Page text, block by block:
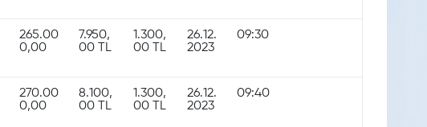
265.00
0,00
7.950,
00 TL
1.300,
00 TL
26.12.
2023
09:30
270.00
0,00
8.100,
00 TL
1.300,
00 TL
26.12.
2023
09:40